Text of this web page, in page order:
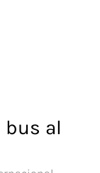
bus al